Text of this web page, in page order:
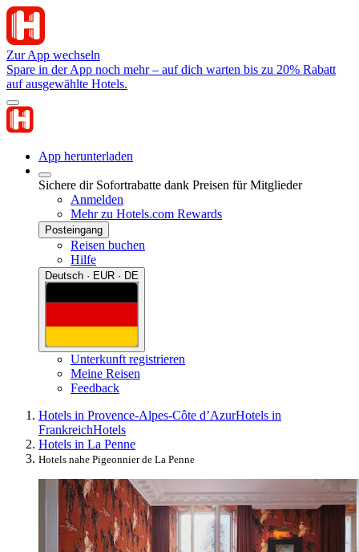
Zur App wechseln
Spare in der App noch mehr – auf dich warten bis zu 20% Rabatt
auf ausgewählte Hotels.
App herunterladen
Sichere dir Sofortrabatte dank Preisen für Mitglieder
Anmelden
Mehr zu Hotels.com Rewards
Posteingang
Reisen buchen
Hilfe
Deutsch · EUR · DE
Unterkunft registrieren
Meine Reisen
Feedback
Hotels in Provence-Alpes-Côte d’AzurHotels in
FrankreichHotels
Hotels in La Penne
Hotels nahe Pigeonnier de La Penne